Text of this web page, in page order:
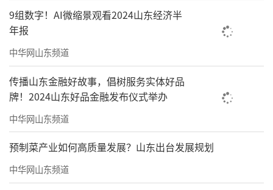
9组数字！AI微缩景观看2024山东经济半
年报
中华网山东频道
传播山东金融好故事，倡树服务实体好品
牌！2024山东好品金融发布仪式举办
中华网山东频道
预制菜产业如何高质量发展？山东出台发展规划
中华网山东频道